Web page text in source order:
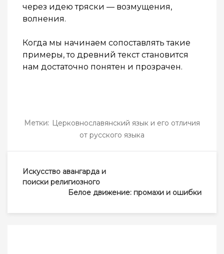
через идею тряски — возмущения,
волнения.
Когда мы начинаем сопоставлять такие
примеры, то древний текст становится
нам достаточно понятен и прозрачен.
Метки: Церковнославянский язык и его отличия
от русского языка
Навигация
по
записям
Искусство авангарда и
поиски религиозного
Белое движение: промахи и ошибки